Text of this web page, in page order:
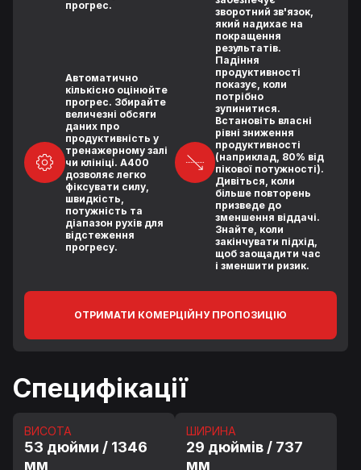
прогрес.
зворотний зв'язок,
який надихає на
покращення
результатів.
Автоматично
кількісно оцінюйте
прогрес. Збирайте
величезні обсяги
даних про
продуктивність у
тренажерному залі
чи клініці. A400
дозволяє легко
фіксувати силу,
швидкість,
потужність та
діапазон рухів для
відстеження
прогресу.
Падіння
продуктивності
показує, коли
потрібно
зупинитися.
Встановіть власні
рівні зниження
продуктивності
(наприклад, 80% від
пікової потужності).
Дивіться, коли
більше повторень
призведе до
зменшення віддачі.
Знайте, коли
закінчувати підхід,
щоб заощадити час
і зменшити ризик.
ОТРИМАТИ КОМЕРЦІЙНУ ПРОПОЗИЦІЮ
Специфікації
ВИСОТА
53 дюйми / 1346
мм
ШИРИНА
29 дюймів / 737
мм